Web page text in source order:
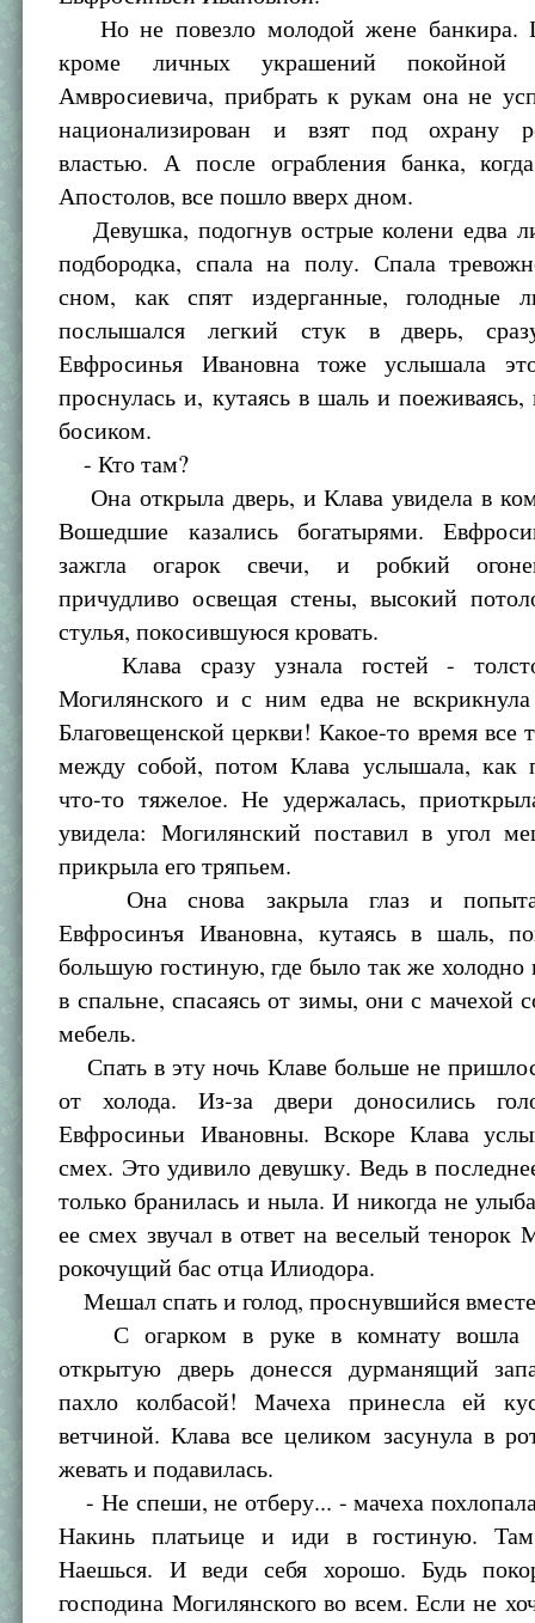
Но не повезло молодой жене банкира.
кроме личных украшений
Амвросиевича, прибрать к рукам она не
национализирован и взят под охрану
властью. А после ограбления банка,
Апостолов, все пошло вверх дном.
Девушка, подогнув острые колени едва
подбородка, спала на полу. Спала
сном, как спят издерганные, голодные
послышался легкий стук в дверь,
Евфросинья Ивановна тоже услышала
проснулась и, кутаясь в шаль и
босиком.
- Кто там?
Она открыла дверь, и Клава увидела в
Вошедшие казались богатырями.
зажгла огарок свечи, и робкий
причудливо освещая стены, высокий
стулья, покосившуюся кровать.
Клава сразу узнала гостей -
Могилянского и с ним едва не
Благовещенской церкви! Какое-то время все
между собой, потом Клава услышала, как
что-то тяжелое. Не удержалась,
увидела: Могилянский поставил в угол
прикрыла его тряпьем.
Она снова закрыла глаз и
Евфросинъя Ивановна, кутаясь в шаль,
большую гостиную, где было так же холодно
в спальне, спасаясь от зимы, они с мачехой
мебель.
Спать в эту ночь Клаве больше не
от холода. Из-за двери доносились
Евфросиньи Ивановны. Вскоре Клава
смех. Это удивило девушку. Ведь в
только бранилась и ныла. И никогда не
ее смех звучал в ответ на веселый тенорок
рокочущий бас отца Илиодора.
Мешал спать и голод, проснувшийся
С огарком в руке в комнату вошла
открытую дверь донесся дурманящий
пахло колбасой! Мачеха принесла ей
ветчиной. Клава все целиком засунула в
жевать и подавилась.
- Не спеши, не отберу... - мачеха
Накинь платьице и иди в гостиную.
Наешься. И веди себя хорошо. Будь
господина Могилянского во всем. Если не